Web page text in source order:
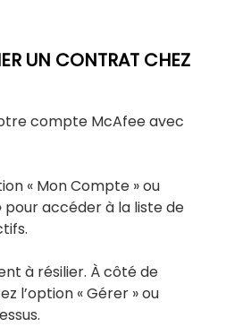
UN CONTRAT CHEZ
compte McAfee avec
« Mon Compte » ou
pour accéder à la liste de
à résilier. À côté de
l’option « Gérer » ou